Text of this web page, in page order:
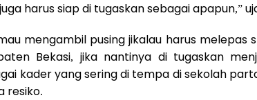
harus siap di tugaskan sebagai apapun,”
mengambil pusing jikalau harus melepas
Bekasi, jika nantinya di tugaskan
kader yang sering di tempa di sekolah
resiko.